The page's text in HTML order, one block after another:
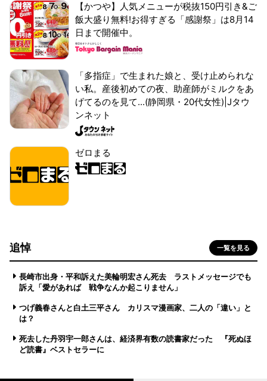
【かつや】人気メニューが税抜150円引き&ご
飯大盛り無料!お得すぎる「感謝祭」は8月14
日まで開催中。
「多指症」で生まれた娘と、受け止められな
い私。産後初めての夜、助産師がミルクをあ
げてるのを見て...(静岡県・20代女性)|Jタウ
ンネット
ゼロまる
追悼 一覧を見る
長崎市出身・平和訴えた美輪明宏さん死去 ラストメッセージでも
訴え「愛があれば 戦争なんか起こりません」
つげ義春さんと白土三平さん カリスマ漫画家、二人の「違い」と
は？
死去した丹羽宇一郎さんは、経済界有数の読書家だった 『死ぬほ
ど読書』ベストセラーに